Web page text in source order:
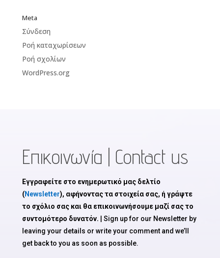
Meta
Σύνδεση
Ροή καταχωρίσεων
Ροή σχολίων
WordPress.org
Επικοινωνία | Contact us
Εγγραφείτε στο ενημερωτικό μας δελτίο
(Newsletter), αφήνοντας τα στοιχεία σας, ή γράψτε
το σχόλιο σας και θα επικοινωνήσουμε μαζί σας το
συντομότερο δυνατόν. | Sign up for our Newsletter by
leaving your details or write your comment and we’ll
get back to you as soon as possible.